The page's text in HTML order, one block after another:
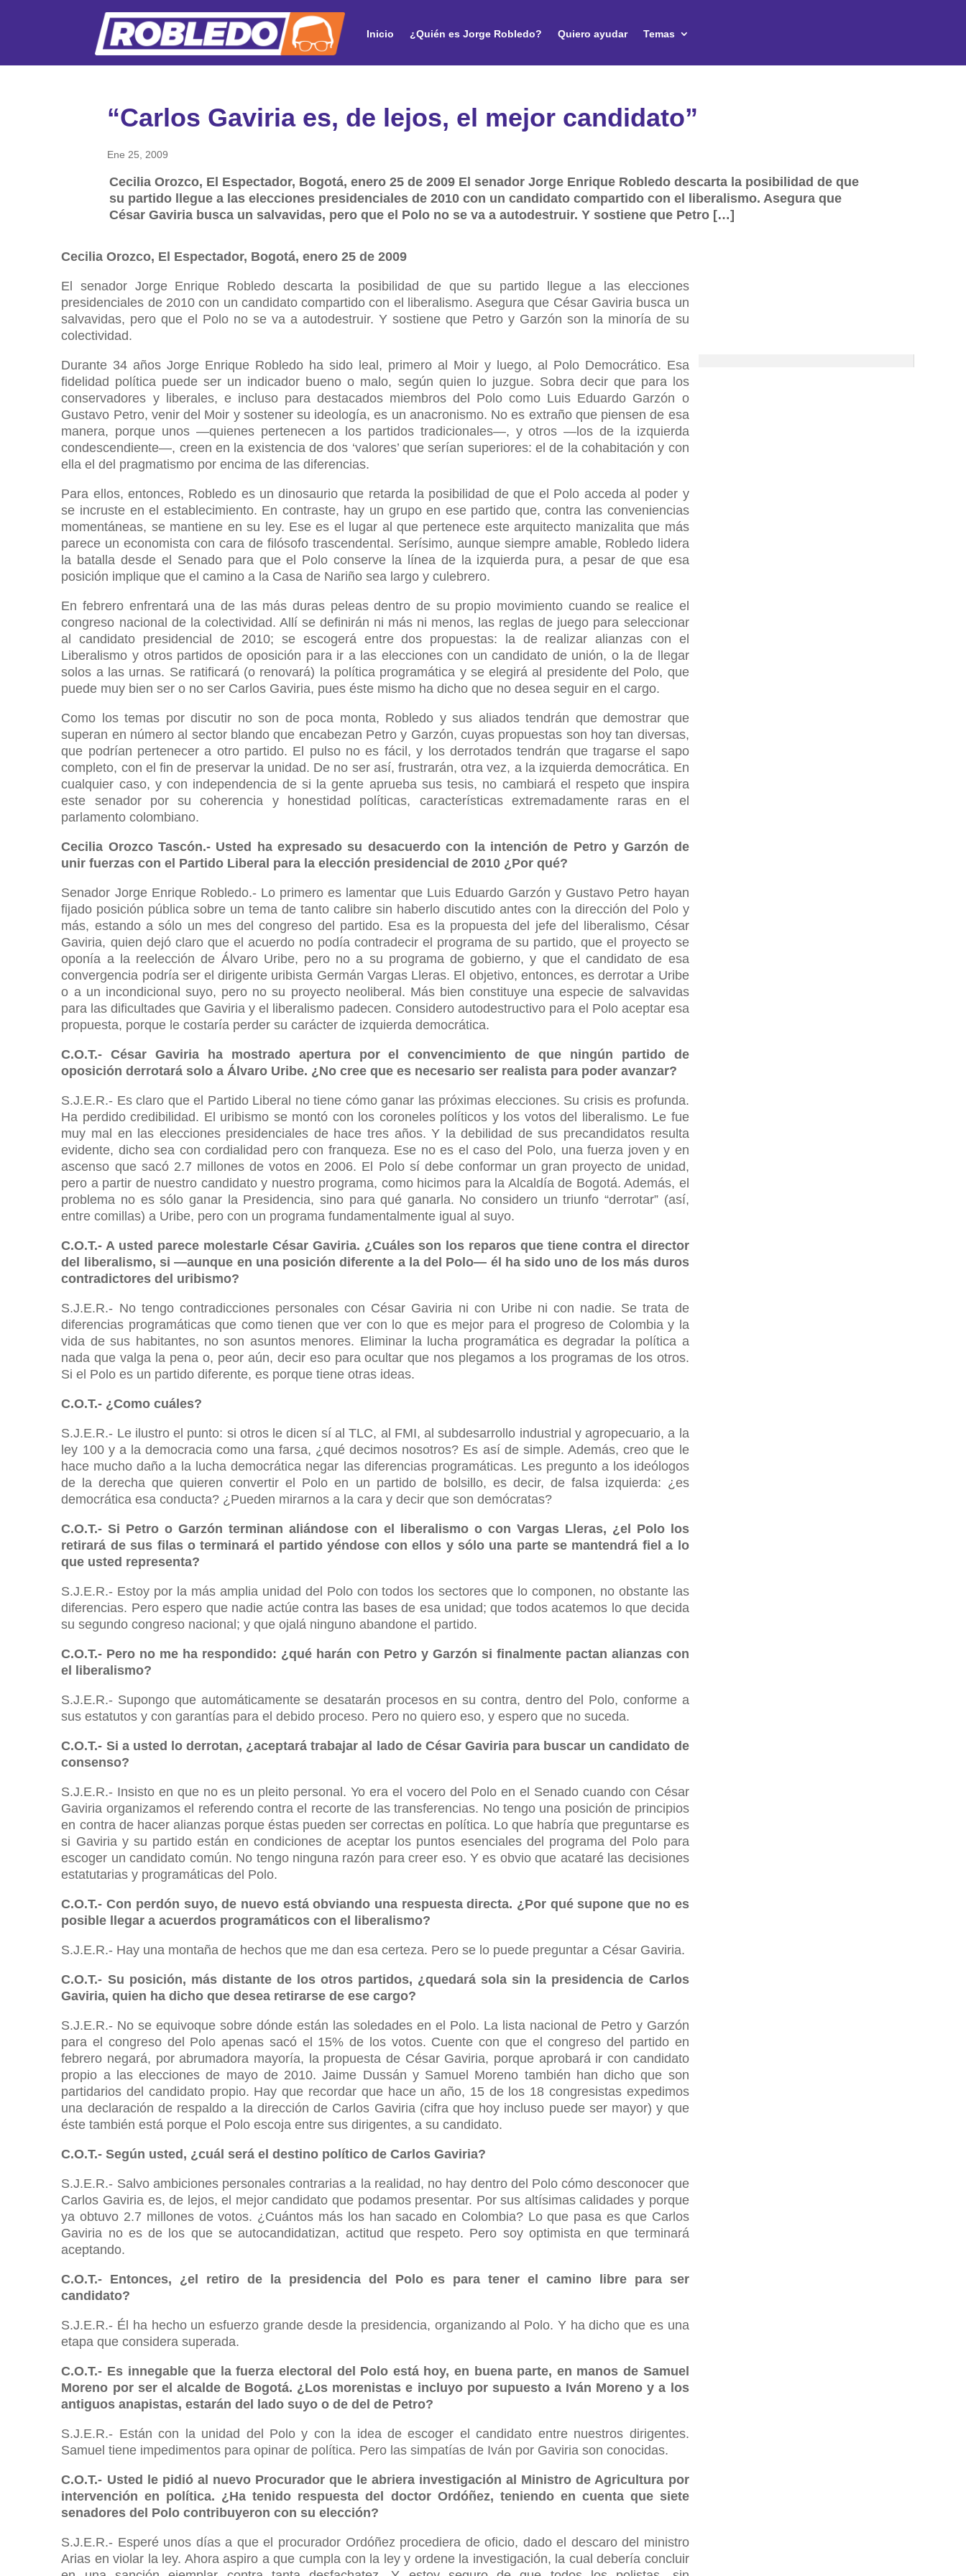
Inicio ¿Quién es Jorge Robledo? Quiero ayudar Temas
“Carlos Gaviria es, de lejos, el mejor candidato”
Ene 25, 2009
Cecilia Orozco, El Espectador, Bogotá, enero 25 de 2009 El senador Jorge Enrique Robledo descarta la posibilidad de que
su partido llegue a las elecciones presidenciales de 2010 con un candidato compartido con el liberalismo. Asegura que
César Gaviria busca un salvavidas, pero que el Polo no se va a autodestruir. Y sostiene que Petro […]
Cecilia Orozco, El Espectador, Bogotá, enero 25 de 2009
El senador Jorge Enrique Robledo descarta la posibilidad de que su partido llegue a las elecciones
presidenciales de 2010 con un candidato compartido con el liberalismo. Asegura que César Gaviria busca un
salvavidas, pero que el Polo no se va a autodestruir. Y sostiene que Petro y Garzón son la minoría de su
colectividad.
Durante 34 años Jorge Enrique Robledo ha sido leal, primero al Moir y luego, al Polo Democrático. Esa
fidelidad política puede ser un indicador bueno o malo, según quien lo juzgue. Sobra decir que para los
conservadores y liberales, e incluso para destacados miembros del Polo como Luis Eduardo Garzón o
Gustavo Petro, venir del Moir y sostener su ideología, es un anacronismo. No es extraño que piensen de esa
manera, porque unos —quienes pertenecen a los partidos tradicionales—, y otros —los de la izquierda
condescendiente—, creen en la existencia de dos ‘valores’ que serían superiores: el de la cohabitación y con
ella el del pragmatismo por encima de las diferencias.
Para ellos, entonces, Robledo es un dinosaurio que retarda la posibilidad de que el Polo acceda al poder y
se incruste en el establecimiento. En contraste, hay un grupo en ese partido que, contra las conveniencias
momentáneas, se mantiene en su ley. Ese es el lugar al que pertenece este arquitecto manizalita que más
parece un economista con cara de filósofo trascendental. Serísimo, aunque siempre amable, Robledo lidera
la batalla desde el Senado para que el Polo conserve la línea de la izquierda pura, a pesar de que esa
posición implique que el camino a la Casa de Nariño sea largo y culebrero.
En febrero enfrentará una de las más duras peleas dentro de su propio movimiento cuando se realice el
congreso nacional de la colectividad. Allí se definirán ni más ni menos, las reglas de juego para seleccionar
al candidato presidencial de 2010; se escogerá entre dos propuestas: la de realizar alianzas con el
Liberalismo y otros partidos de oposición para ir a las elecciones con un candidato de unión, o la de llegar
solos a las urnas. Se ratificará (o renovará) la política programática y se elegirá al presidente del Polo, que
puede muy bien ser o no ser Carlos Gaviria, pues éste mismo ha dicho que no desea seguir en el cargo.
Como los temas por discutir no son de poca monta, Robledo y sus aliados tendrán que demostrar que
superan en número al sector blando que encabezan Petro y Garzón, cuyas propuestas son hoy tan diversas,
que podrían pertenecer a otro partido. El pulso no es fácil, y los derrotados tendrán que tragarse el sapo
completo, con el fin de preservar la unidad. De no ser así, frustrarán, otra vez, a la izquierda democrática. En
cualquier caso, y con independencia de si la gente aprueba sus tesis, no cambiará el respeto que inspira
este senador por su coherencia y honestidad políticas, características extremadamente raras en el
parlamento colombiano.
Cecilia Orozco Tascón.- Usted ha expresado su desacuerdo con la intención de Petro y Garzón de
unir fuerzas con el Partido Liberal para la elección presidencial de 2010 ¿Por qué?
Senador Jorge Enrique Robledo.- Lo primero es lamentar que Luis Eduardo Garzón y Gustavo Petro hayan
fijado posición pública sobre un tema de tanto calibre sin haberlo discutido antes con la dirección del Polo y
más, estando a sólo un mes del congreso del partido. Esa es la propuesta del jefe del liberalismo, César
Gaviria, quien dejó claro que el acuerdo no podía contradecir el programa de su partido, que el proyecto se
oponía a la reelección de Álvaro Uribe, pero no a su programa de gobierno, y que el candidato de esa
convergencia podría ser el dirigente uribista Germán Vargas Lleras. El objetivo, entonces, es derrotar a Uribe
o a un incondicional suyo, pero no su proyecto neoliberal. Más bien constituye una especie de salvavidas
para las dificultades que Gaviria y el liberalismo padecen. Considero autodestructivo para el Polo aceptar esa
propuesta, porque le costaría perder su carácter de izquierda democrática.
C.O.T.- César Gaviria ha mostrado apertura por el convencimiento de que ningún partido de
oposición derrotará solo a Álvaro Uribe. ¿No cree que es necesario ser realista para poder avanzar?
S.J.E.R.- Es claro que el Partido Liberal no tiene cómo ganar las próximas elecciones. Su crisis es profunda.
Ha perdido credibilidad. El uribismo se montó con los coroneles políticos y los votos del liberalismo. Le fue
muy mal en las elecciones presidenciales de hace tres años. Y la debilidad de sus precandidatos resulta
evidente, dicho sea con cordialidad pero con franqueza. Ese no es el caso del Polo, una fuerza joven y en
ascenso que sacó 2.7 millones de votos en 2006. El Polo sí debe conformar un gran proyecto de unidad,
pero a partir de nuestro candidato y nuestro programa, como hicimos para la Alcaldía de Bogotá. Además, el
problema no es sólo ganar la Presidencia, sino para qué ganarla. No considero un triunfo “derrotar” (así,
entre comillas) a Uribe, pero con un programa fundamentalmente igual al suyo.
C.O.T.- A usted parece molestarle César Gaviria. ¿Cuáles son los reparos que tiene contra el director
del liberalismo, si —aunque en una posición diferente a la del Polo— él ha sido uno de los más duros
contradictores del uribismo?
S.J.E.R.- No tengo contradicciones personales con César Gaviria ni con Uribe ni con nadie. Se trata de
diferencias programáticas que como tienen que ver con lo que es mejor para el progreso de Colombia y la
vida de sus habitantes, no son asuntos menores. Eliminar la lucha programática es degradar la política a
nada que valga la pena o, peor aún, decir eso para ocultar que nos plegamos a los programas de los otros.
Si el Polo es un partido diferente, es porque tiene otras ideas.
C.O.T.- ¿Como cuáles?
S.J.E.R.- Le ilustro el punto: si otros le dicen sí al TLC, al FMI, al subdesarrollo industrial y agropecuario, a la
ley 100 y a la democracia como una farsa, ¿qué decimos nosotros? Es así de simple. Además, creo que le
hace mucho daño a la lucha democrática negar las diferencias programáticas. Les pregunto a los ideólogos
de la derecha que quieren convertir el Polo en un partido de bolsillo, es decir, de falsa izquierda: ¿es
democrática esa conducta? ¿Pueden mirarnos a la cara y decir que son demócratas?
C.O.T.- Si Petro o Garzón terminan aliándose con el liberalismo o con Vargas Lleras, ¿el Polo los
retirará de sus filas o terminará el partido yéndose con ellos y sólo una parte se mantendrá fiel a lo
que usted representa?
S.J.E.R.- Estoy por la más amplia unidad del Polo con todos los sectores que lo componen, no obstante las
diferencias. Pero espero que nadie actúe contra las bases de esa unidad; que todos acatemos lo que decida
su segundo congreso nacional; y que ojalá ninguno abandone el partido.
C.O.T.- Pero no me ha respondido: ¿qué harán con Petro y Garzón si finalmente pactan alianzas con
el liberalismo?
S.J.E.R.- Supongo que automáticamente se desatarán procesos en su contra, dentro del Polo, conforme a
sus estatutos y con garantías para el debido proceso. Pero no quiero eso, y espero que no suceda.
C.O.T.- Si a usted lo derrotan, ¿aceptará trabajar al lado de César Gaviria para buscar un candidato de
consenso?
S.J.E.R.- Insisto en que no es un pleito personal. Yo era el vocero del Polo en el Senado cuando con César
Gaviria organizamos el referendo contra el recorte de las transferencias. No tengo una posición de principios
en contra de hacer alianzas porque éstas pueden ser correctas en política. Lo que habría que preguntarse es
si Gaviria y su partido están en condiciones de aceptar los puntos esenciales del programa del Polo para
escoger un candidato común. No tengo ninguna razón para creer eso. Y es obvio que acataré las decisiones
estatutarias y programáticas del Polo.
C.O.T.- Con perdón suyo, de nuevo está obviando una respuesta directa. ¿Por qué supone que no es
posible llegar a acuerdos programáticos con el liberalismo?
S.J.E.R.- Hay una montaña de hechos que me dan esa certeza. Pero se lo puede preguntar a César Gaviria.
C.O.T.- Su posición, más distante de los otros partidos, ¿quedará sola sin la presidencia de Carlos
Gaviria, quien ha dicho que desea retirarse de ese cargo?
S.J.E.R.- No se equivoque sobre dónde están las soledades en el Polo. La lista nacional de Petro y Garzón
para el congreso del Polo apenas sacó el 15% de los votos. Cuente con que el congreso del partido en
febrero negará, por abrumadora mayoría, la propuesta de César Gaviria, porque aprobará ir con candidato
propio a las elecciones de mayo de 2010. Jaime Dussán y Samuel Moreno también han dicho que son
partidarios del candidato propio. Hay que recordar que hace un año, 15 de los 18 congresistas expedimos
una declaración de respaldo a la dirección de Carlos Gaviria (cifra que hoy incluso puede ser mayor) y que
éste también está porque el Polo escoja entre sus dirigentes, a su candidato.
C.O.T.- Según usted, ¿cuál será el destino político de Carlos Gaviria?
S.J.E.R.- Salvo ambiciones personales contrarias a la realidad, no hay dentro del Polo cómo desconocer que
Carlos Gaviria es, de lejos, el mejor candidato que podamos presentar. Por sus altísimas calidades y porque
ya obtuvo 2.7 millones de votos. ¿Cuántos más los han sacado en Colombia? Lo que pasa es que Carlos
Gaviria no es de los que se autocandidatizan, actitud que respeto. Pero soy optimista en que terminará
aceptando.
C.O.T.- Entonces, ¿el retiro de la presidencia del Polo es para tener el camino libre para ser
candidato?
S.J.E.R.- Él ha hecho un esfuerzo grande desde la presidencia, organizando al Polo. Y ha dicho que es una
etapa que considera superada.
C.O.T.- Es innegable que la fuerza electoral del Polo está hoy, en buena parte, en manos de Samuel
Moreno por ser el alcalde de Bogotá. ¿Los morenistas e incluyo por supuesto a Iván Moreno y a los
antiguos anapistas, estarán del lado suyo o de del de Petro?
S.J.E.R.- Están con la unidad del Polo y con la idea de escoger el candidato entre nuestros dirigentes.
Samuel tiene impedimentos para opinar de política. Pero las simpatías de Iván por Gaviria son conocidas.
C.O.T.- Usted le pidió al nuevo Procurador que le abriera investigación al Ministro de Agricultura por
intervención en política. ¿Ha tenido respuesta del doctor Ordóñez, teniendo en cuenta que siete
senadores del Polo contribuyeron con su elección?
S.J.E.R.- Esperé unos días a que el procurador Ordóñez procediera de oficio, dado el descaro del ministro
Arias en violar la ley. Ahora aspiro a que cumpla con la ley y ordene la investigación, la cual debería concluir